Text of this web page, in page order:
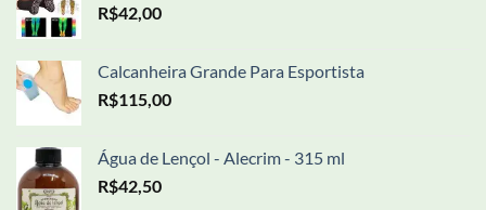
R$42,00
Calcanheira Grande Para Esportista
R$115,00
Água de Lençol - Alecrim - 315 ml
R$42,50